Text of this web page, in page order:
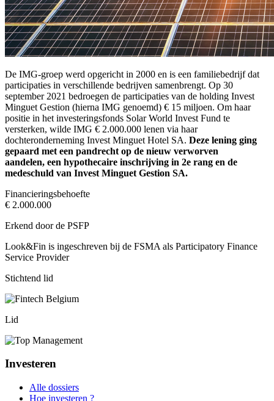
De IMG-groep werd opgericht in 2000 en is een familiebedrijf dat
participaties in verschillende bedrijven samenbrengt. Op 30
september 2021 bedroegen de participaties van de holding Invest
Minguet Gestion (hierna IMG genoemd) € 15 miljoen. Om haar
positie in het investeringsfonds Solar World Invest Fund te
versterken, wilde IMG € 2.000.000 lenen via haar
dochteronderneming Invest Minguet Hotel SA. Deze lening ging
gepaard met een pandrecht op de nieuw verworven
aandelen, een hypothecaire inschrijving in 2e rang en de
medeschuld van Invest Minguet Gestion SA.
Financieringsbehoefte
€ 2.000.000
Erkend door de PSFP
Look&Fin is ingeschreven bij de FSMA als Participatory Finance
Service Provider
Stichtend lid
Lid
Investeren
Alle dossiers
Hoe investeren ?